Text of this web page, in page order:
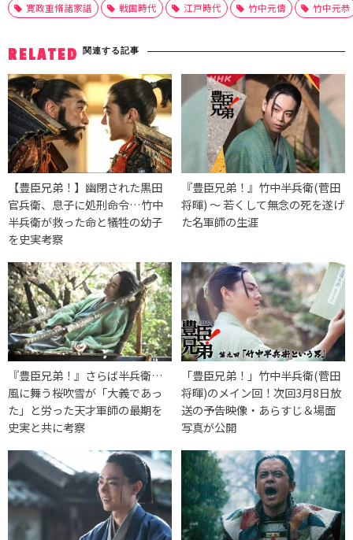
寛政重脩諸家譜 戦国時代 江戸時代 竹中元儔 竹中元恭
RELATED 関連する記事
【豊臣兄弟！】幽閉された黒田
官兵衛、息子に処刑命令…竹中
半兵衛が救った命と犠牲の幼子
を史実考察
『豊臣兄弟！』竹中半兵衛(菅田
将暉) 〜 若くして無念の死を遂げ
た名軍師の生涯
『豊臣兄弟！』さらば半兵衛…
風に舞う桜吹雪が「大義であっ
た」と労った天才軍師の最期を
史実と共に考察
「豊臣兄弟！」竹中半兵衛(菅田
将暉)のメイン回！次回3月8日放
送の予告映像・あらすじ＆場面
写真が公開